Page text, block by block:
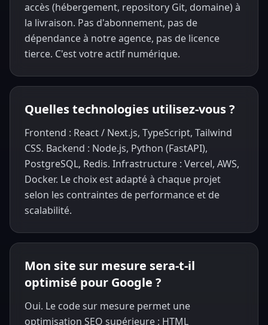
accès (hébergement, repository Git, domaine) à
la livraison. Pas d'abonnement, pas de
dépendance à notre agence, pas de licence
tierce. C'est votre actif numérique.
Quelles technologies utilisez-vous ?
Frontend : React / Next.js, TypeScript, Tailwind
CSS. Backend : Node.js, Python (FastAPI),
PostgreSQL, Redis. Infrastructure : Vercel, AWS,
Docker. Le choix est adapté à chaque projet
selon les contraintes de performance et de
scalabilité.
Mon site sur mesure sera-t-il
optimisé pour Google ?
Oui. Le code sur mesure permet une
optimisation SEO supérieure : HTML